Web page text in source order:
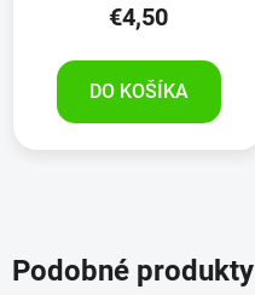
€4,50
DO KOŠÍKA
Podobné produkty